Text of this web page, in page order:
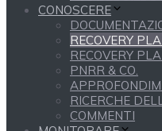
CONOSCERE
RECOVERY
RECOVERY
PNRR & CO.
RICERCHE
COMMENTI